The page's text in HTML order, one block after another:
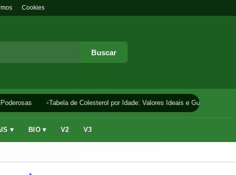
Cookies
Buscar
Tabela de Colesterol por Idade: Valores Ideais e Guia
▾ BIO ▾ V2 V3